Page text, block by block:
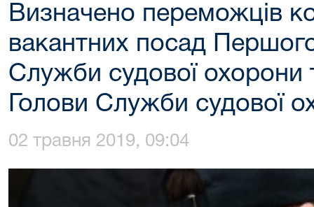
Визначено переможців
вакантних посад
Служби судової охорони
Голови Служби судової
02 травня 2019, 09:04